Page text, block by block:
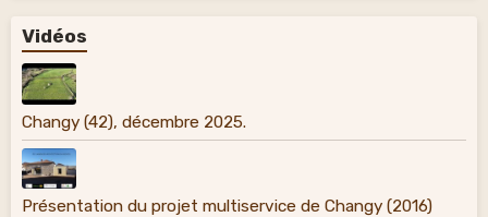
Vidéos
Changy (42), décembre 2025.
Présentation du projet multiservice de Changy (2016)